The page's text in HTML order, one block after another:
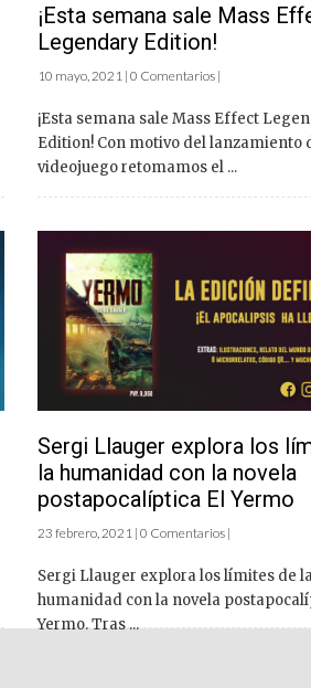
¡Esta semana sale Mass
Legendary Edition!
10 mayo, 2021 | 0 Comentarios |
¡Esta semana sale Mass Effect
Edition! Con motivo del lanzamiento
videojuego retomamos el ...
Sergi Llauger explora los
la humanidad con la novela
postapocalíptica El Yermo
23 febrero, 2021 | 0 Comentarios |
Sergi Llauger explora los límites de
humanidad con la novela
Yermo. Tras ...